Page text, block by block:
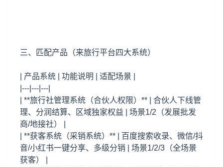
三、匹配产品（来旅行平台四大系统）
| 产品系统 | 功能说明 | 适配场景 |
|---|---|---|
| **旅行社管理系统（合伙人权限）** | 合伙人下线管
理、分润结算、区域独家权益 | 场景1/2（发展批发
商/地接社） |
| **获客系统（采销系统）** | 百度搜索收录、微信/抖
音/小红书一键分享、多级分销 | 场景1/2/3（全场景
获客） |